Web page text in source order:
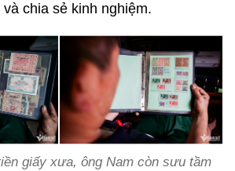
chia sẻ kinh nghiệm.
giấy xưa, ông Nam còn sưu tầm